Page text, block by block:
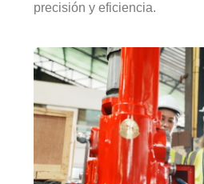
precisión y eficiencia.